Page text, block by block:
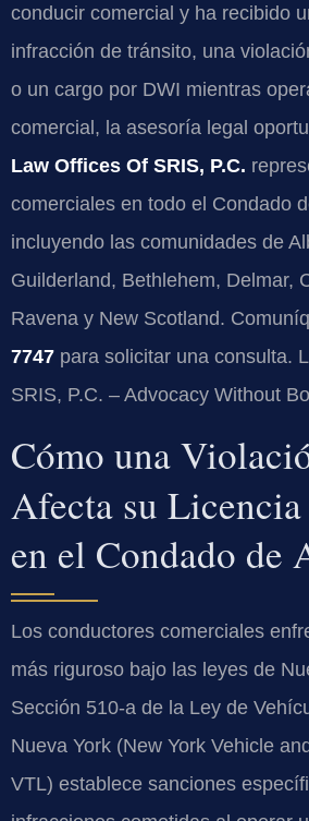
conducir comercial y ha recibido
infracción de tránsito, una
o un cargo por DWI mientras
comercial, la asesoría legal
Law Offices Of SRIS, P.C.
comerciales en todo el Condado
incluyendo las comunidades de
Guilderland, Bethlehem, Delmar,
Ravena y New Scotland.
7747 para solicitar una consulta.
SRIS, P.C. – Advocacy Without
Cómo una
Afecta su
en el Condado de
Los conductores comerciales
más riguroso bajo las leyes de
Sección 510-a de la Ley de
Nueva York (New York Vehicle
VTL) establece sanciones